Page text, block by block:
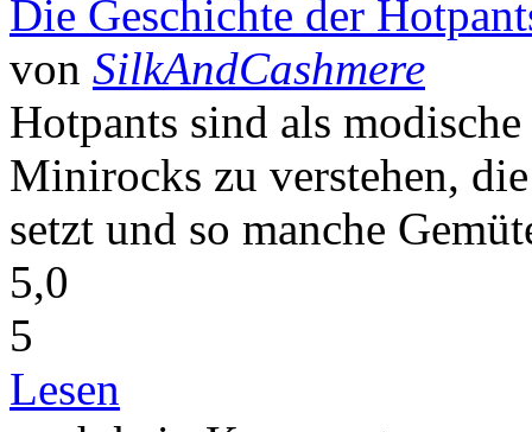
Die Geschichte der
von SilkAndCashmere
Hotpants sind als
Minirocks zu verstehen,
setzt und so manche
5,0
5
Lesen